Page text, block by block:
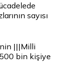
sayısı
|||Milli
bin kişiye